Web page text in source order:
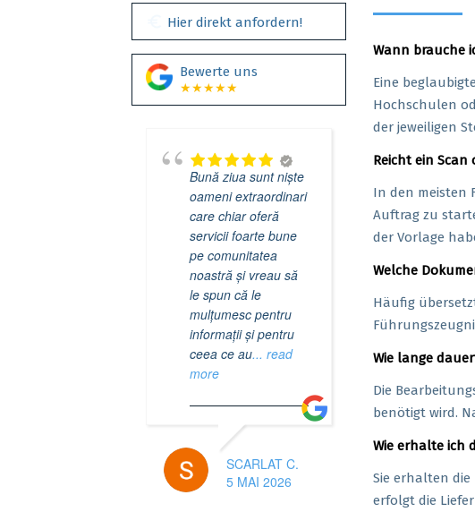
Wann brauche
Eine
Hochschulen
der jeweiligen
Reicht ein
In den meisten
Auftrag zu
der Vorlage
Welche
Häufig
Wie lange
Die
benötigt wird.
Wie erhalte ich
Sie erhalten die
erfolgt die
Hier direkt anfordern!
Bewerte uns
★★★★★
Bună ziua sunt niște
oameni extraordinari
care chiar oferă
servicii foarte bune
pe comunitatea
noastră și vreau să
le spun că le
mulțumesc pentru
informații și pentru
ceea ce au... read
more
SCARLAT C.
5 MAI 2026